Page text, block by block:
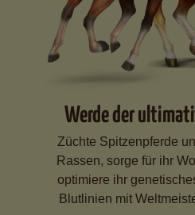
Werde der
Züchte Spitzenpferde
Rassen, sorge für ihr
optimiere ihr
Blutlinien mit